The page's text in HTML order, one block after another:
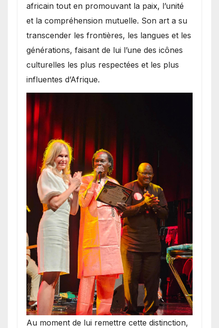
africain tout en promouvant la paix, l’unité
et la compréhension mutuelle. Son art a su
transcender les frontières, les langues et les
générations, faisant de lui l’une des icônes
culturelles les plus respectées et les plus
influentes d’Afrique.
​Au moment de lui remettre cette distinction,